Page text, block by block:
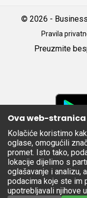
© 2026 -
Pravila
Preuzmite
Apple
Store
Ova web-
Kolačiće koristimo
oglase, omogućili
promet. Isto tako,
lokacije dijelimo s
oglašavanje i analizu,
podacima koje ste im
upotrebljavali njihove